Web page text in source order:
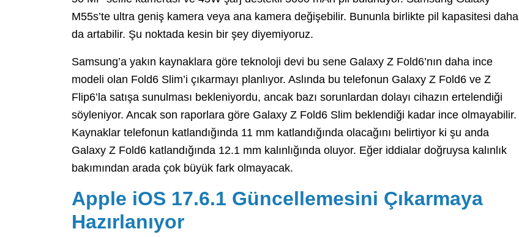
M55s’te ultra geniş kamera veya ana kamera değişebilir. Bununla birlikte pil kapasitesi daha
da artabilir. Şu noktada kesin bir şey diyemiyoruz.
Samsung’a yakın kaynaklara göre teknoloji devi bu sene Galaxy Z Fold6’nın daha ince
modeli olan Fold6 Slim’i çıkarmayı planlıyor. Aslında bu telefonun Galaxy Z Fold6 ve Z
Flip6’la satışa sunulması bekleniyordu, ancak bazı sorunlardan dolayı cihazın ertelendiği
söyleniyor. Ancak son raporlara göre Galaxy Z Fold6 Slim beklendiği kadar ince olmayabilir.
Kaynaklar telefonun katlandığında 11 mm katlandığında olacağını belirtiyor ki şu anda
Galaxy Z Fold6 katlandığında 12.1 mm kalınlığında oluyor. Eğer iddialar doğruysa kalınlık
bakımından arada çok büyük fark olmayacak.
Apple iOS 17.6.1 Güncellemesini Çıkarmaya
Hazırlanıyor